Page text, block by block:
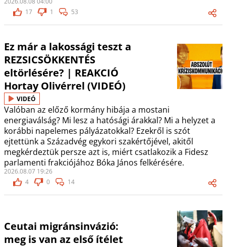
17
1 53
Ez már a lakossági teszt a
REZSICSÖKKENTÉS
eltörlésére? | REAKCIÓ
Hortay Olivérrel (VIDEÓ)
VIDEÓ
Valóban az előző kormány hibája a mostani
energiaválság? Mi lesz a hatósági árakkal? Mi a helyzet a
korábbi napelemes pályázatokkal? Ezekről is szót
ejtettünk a Századvég egykori szakértőjével, akitől
megkérdeztük persze azt is, miért csatlakozik a Fidesz
parlamenti frakciójához Bóka János felkérésére.
2026.08.07 19:26
4
0 14
Ceutai migránsinvázió:
meg is van az első ítélet